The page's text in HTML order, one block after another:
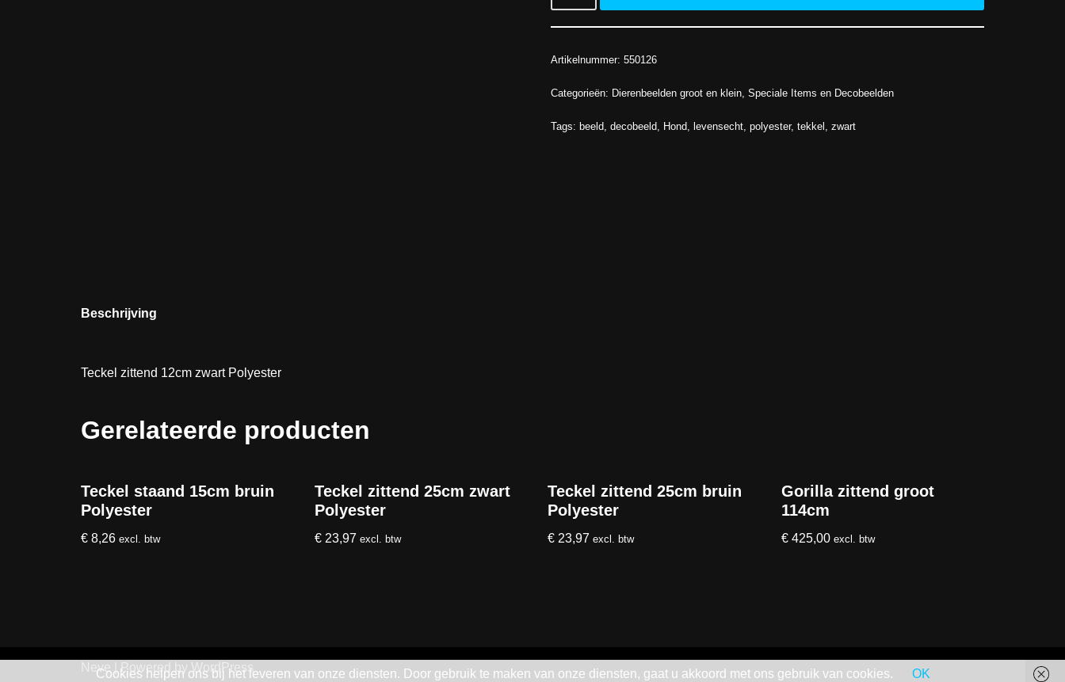
Artikelnummer: 550126
Categorieën: Dierenbeelden groot en klein, Speciale Items en Decobeelden
Tags: beeld, decobeeld, Hond, levensecht, polyester, tekkel , zwart
Beschrijving
Teckel zittend 12cm zwart Polyester
Gerelateerde producten
Teckel staand 15cm bruin
Polyester
€ 8,26 excl. btw
Teckel zittend 25cm zwart
Polyester
€23,97 excl. btw
Teckel zittend 25cm bruin
Polyester
€ 23,97 excl. btw
Gorilla zittend groot
114cm
€ 425,00 excl. btw
Neve | Powered by WordPress
Cookies helpen ons bij het leveren van onze diensten. Door gebruik te maken van onze diensten, gaat u akkoord met ons gebruik van cookies. OK